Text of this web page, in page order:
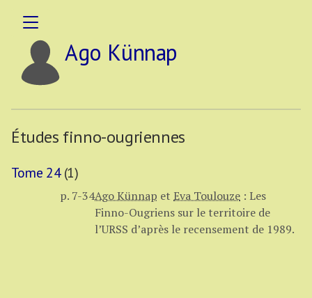
Ago Künnap
Études finno-ougriennes
Tome 24(1)
p. 7-34Ago Künnap et Eva Toulouze : Les
Finno-Ougriens sur le territoire de
l’URSS d’après le recensement de 1989.